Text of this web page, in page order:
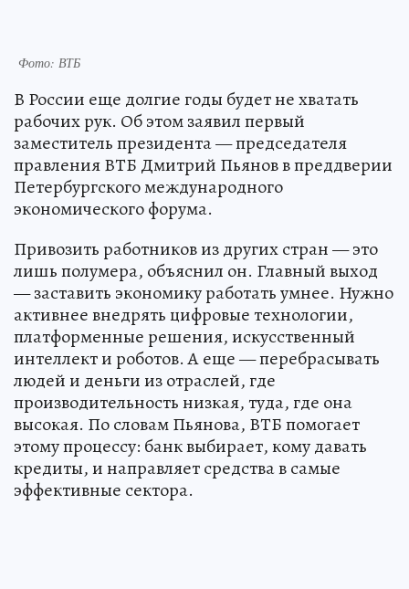
Фото: ВТБ
В России еще долгие годы будет не хватать
рабочих рук. Об этом заявил первый
заместитель президента — председателя
правления ВТБ Дмитрий Пьянов в преддверии
Петербургского международного
экономического форума.
Привозить работников из других стран — это
лишь полумера, объяснил он. Главный выход
— заставить экономику работать умнее. Нужно
активнее внедрять цифровые технологии,
платформенные решения, искусственный
интеллект и роботов. А еще — перебрасывать
людей и деньги из отраслей, где
производительность низкая, туда, где она
высокая. По словам Пьянова, ВТБ помогает
этому процессу: банк выбирает, кому давать
кредиты, и направляет средства в самые
эффективные сектора.